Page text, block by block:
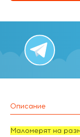
Описание
Маломерят на